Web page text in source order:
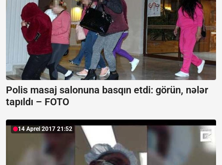
Polis masaj salonuna basqın etdi: görün, nələr
tapıldı – FOTO
14 Aprel 2017 21:52